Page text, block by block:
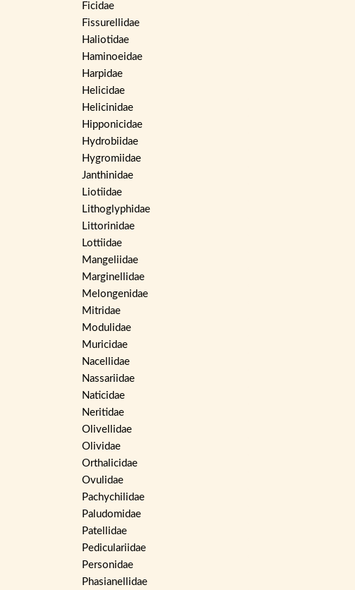
Ficidae
Fissurellidae
Haliotidae
Haminoeidae
Harpidae
Helicidae
Helicinidae
Hipponicidae
Hydrobiidae
Hygromiidae
Janthinidae
Liotiidae
Lithoglyphidae
Littorinidae
Lottiidae
Mangeliidae
Marginellidae
Melongenidae
Mitridae
Modulidae
Muricidae
Nacellidae
Nassariidae
Naticidae
Neritidae
Olivellidae
Olividae
Orthalicidae
Ovulidae
Pachychilidae
Paludomidae
Patellidae
Pediculariidae
Personidae
Phasianellidae